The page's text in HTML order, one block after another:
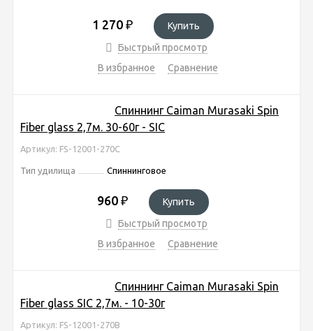
1 270 ₽
Купить
Быстрый просмотр
В избранное
Сравнение
Спиннинг Caiman Murasaki Spin
Fiber glass 2,7м. 30-60г - SIC
Артикул: FS-12001-270C
Тип удилища Спиннинговое
960 ₽
Купить
Быстрый просмотр
В избранное
Сравнение
Спиннинг Caiman Murasaki Spin
Fiber glass SIC 2,7м. - 10-30г
Артикул: FS-12001-270B